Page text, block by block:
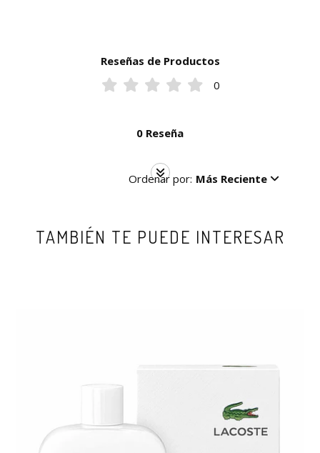
Reseñas de Productos
0
0 Reseña
Ordenar por: Más Reciente
TAMBIÉN TE PUEDE INTERESAR